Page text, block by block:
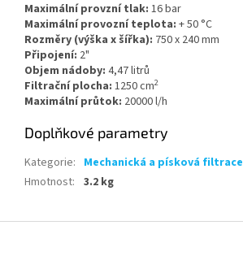
Maximální provzní tlak: 16 bar
Maximální provozní teplota: + 50 °C
Rozměry (výška x šířka): 750 x 240 mm
Připojení: 2"
Objem nádoby: 4,47 litrů
Filtrační plocha: 1250 cm2
Maximální průtok: 20000 l/h
Doplňkové parametry
Kategorie: Mechanická a písková filtrace
Hmotnost: 3.2 kg